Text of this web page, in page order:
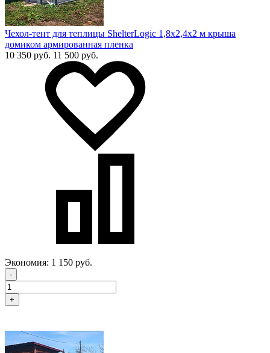
Чехол-тент для теплицы ShelterLogic 1,8х2,4х2 м крыша
домиком армированная пленка
10 350 руб. 11 500 руб.
Экономия: 1 150 руб.
-
+